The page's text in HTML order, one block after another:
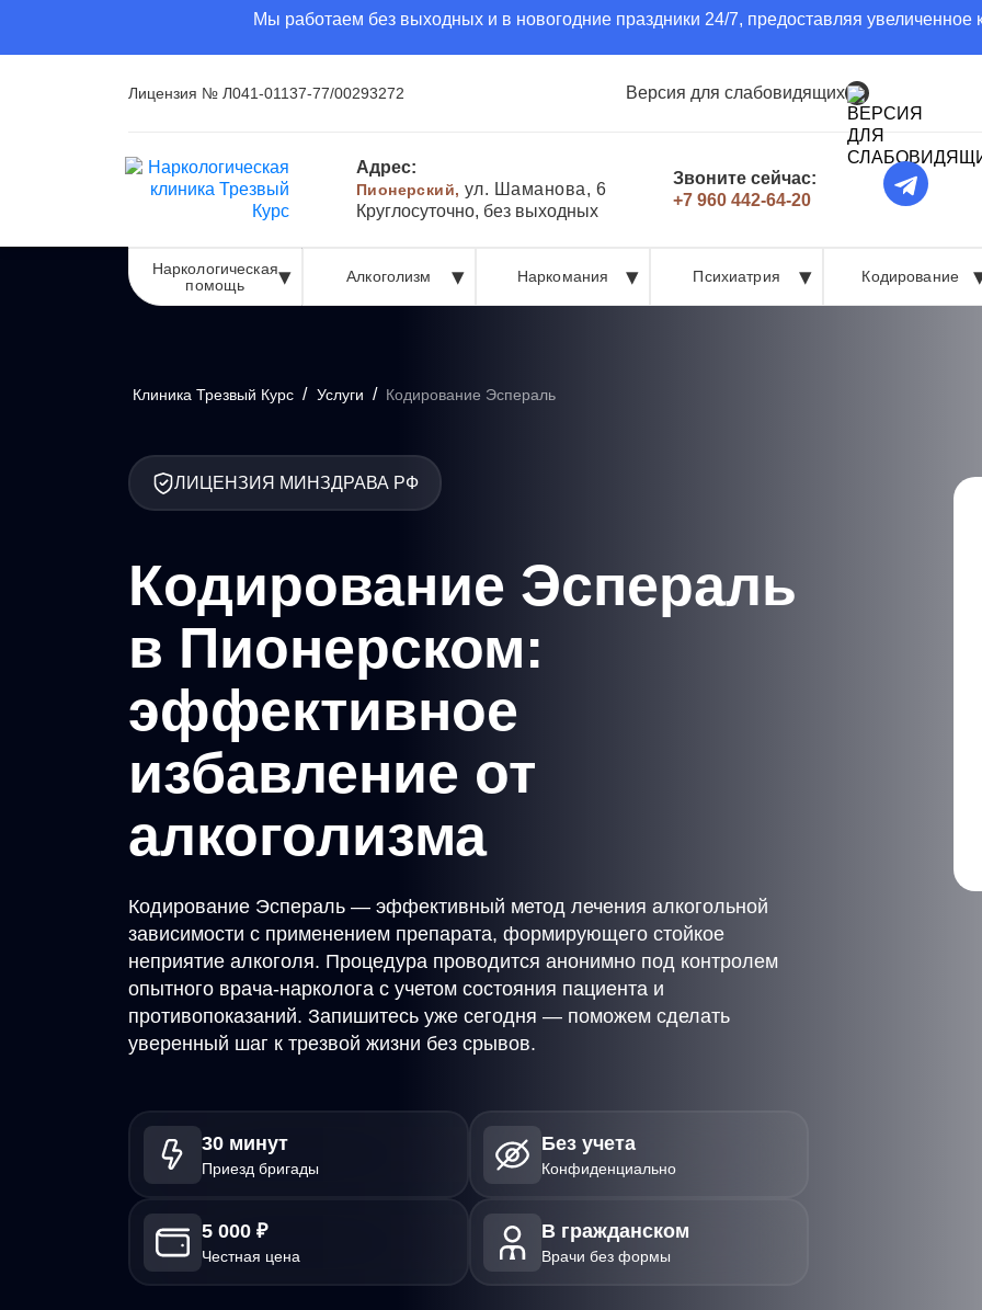
Мы работаем без выходных и в новогодние праздники 24/7, предоставляя увеличенное
Лицензия № Л041-01137-77/00293272 Версия для слабовидящих
Адрес:
Пионерский, ул. Шаманова, 6
Круглосуточно, без выходных
Звоните сейчас:
+7 960 442-64-20
Наркологическая
помощь
Алкоголизм Наркомания Психиатрия Кодирование
Клиника Трезвый Курс / Услуги / Кодирование Эспераль
ЛИЦЕНЗИЯ МИНЗДРАВА РФ
Кодирование Эспераль
в Пионерском:
эффективное
избавление от
алкоголизма
Кодирование Эспераль — эффективный метод лечения алкогольной
зависимости с применением препарата, формирующего стойкое
неприятие алкоголя. Процедура проводится анонимно под контролем
опытного врача-нарколога с учетом состояния пациента и
противопоказаний. Запишитесь уже сегодня — поможем сделать
уверенный шаг к трезвой жизни без срывов.
30 минут
Приезд бригады
Без учета
Конфиденциально
5 000 ₽
Честная цена
В гражданском
Врачи без формы